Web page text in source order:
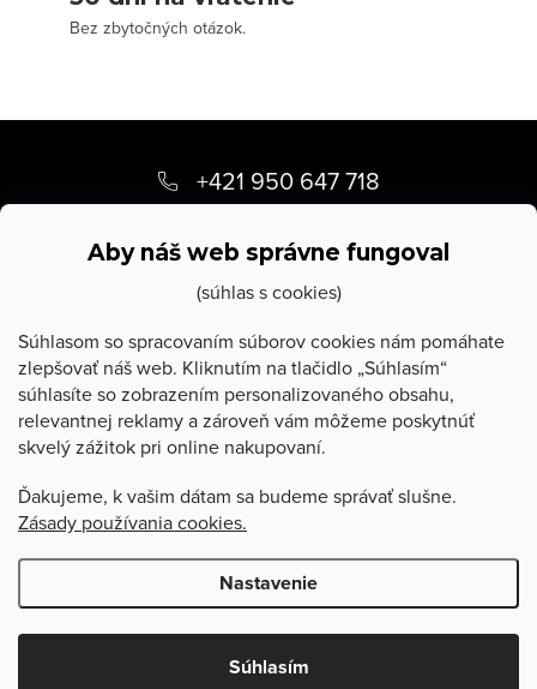
Aby náš web správne fungoval
(súhlas s cookies)
Súhlasom so spracovaním súborov cookies nám pomáhate
zlepšovať náš web. Kliknutím na tlačidlo „Súhlasím“
súhlasíte so zobrazením personalizovaného obsahu,
relevantnej reklamy a zároveň vám môžeme poskytnúť
skvelý zážitok pri online nakupovaní.
Ďakujeme, k vašim dátam sa budeme správať slušne.
Zásady používania cookies.
Nastavenie
Súhlasím
Bez zbytočných otázok.
p
+421 950 647 718
O Stevula
Poradňa
Copyright 2026Stevula.sk. Všetky práva vyhradené.Upraviť
nastavenie cookies